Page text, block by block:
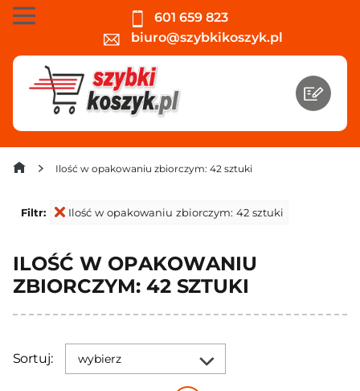
601 659 823
biuro@szybkikoszyk.pl
Ilość w opakowaniu zbiorczym: 42 sztuki
Filtr: Ilość w opakowaniu zbiorczym: 42 sztuki
ILOŚĆ W OPAKOWANIU
ZBIORCZYM: 42 SZTUKI
Sortuj: wybierz